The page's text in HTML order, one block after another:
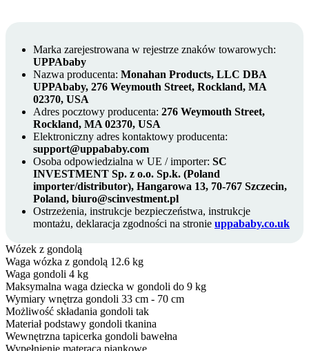
Marka zarejestrowana w rejestrze znaków towarowych:
UPPAbaby
Nazwa producenta: Monahan Products, LLC DBA
UPPAbaby, 276 Weymouth Street, Rockland, MA
02370, USA
Adres pocztowy producenta: 276 Weymouth Street,
Rockland, MA 02370, USA
Elektroniczny adres kontaktowy producenta:
support@uppababy.com
Osoba odpowiedzialna w UE / importer: SC
INVESTMENT Sp. z o.o. Sp.k. (Poland
importer/distributor), Hangarowa 13, 70-767 Szczecin,
Poland, biuro@scinvestment.pl
Ostrzeżenia, instrukcje bezpieczeństwa, instrukcje
montażu, deklaracja zgodności na stronie uppababy.co.uk
Wózek z gondolą
Waga wózka z gondolą 12.6 kg
Waga gondoli 4 kg
Maksymalna waga dziecka w gondoli do 9 kg
Wymiary wnętrza gondoli 33 cm - 70 cm
Możliwość składania gondoli tak
Materiał podstawy gondoli tkanina
Wewnętrzna tapicerka gondoli bawełna
Wypełnienie materaca piankowe